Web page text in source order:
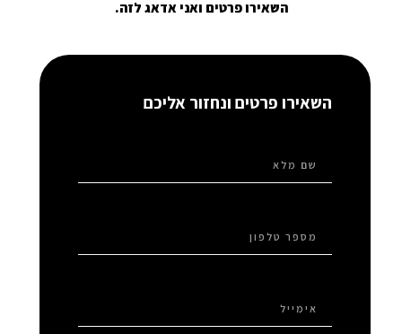
השאירו פרטים ואני אדאג לזה.
השאירו פרטים ונחזור אליכם